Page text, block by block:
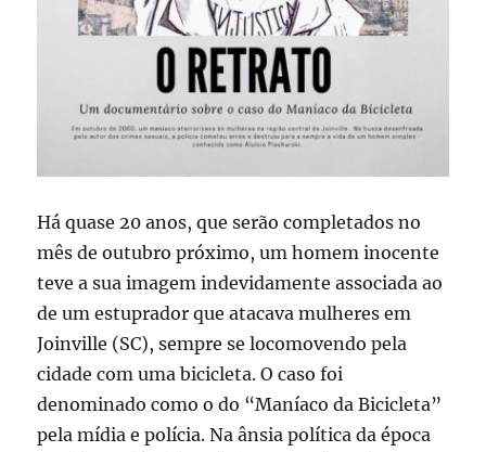
Há quase 20 anos, que serão completados no
mês de outubro próximo, um homem inocente
teve a sua imagem indevidamente associada ao
de um estuprador que atacava mulheres em
Joinville (SC), sempre se locomovendo pela
cidade com uma bicicleta. O caso foi
denominado como o do “Maníaco da Bicicleta”
pela mídia e polícia. Na ânsia política da época